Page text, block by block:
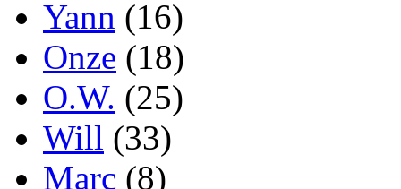
Yann (16)
Onze (18)
O.W. (25)
Will (33)
Marc (8)